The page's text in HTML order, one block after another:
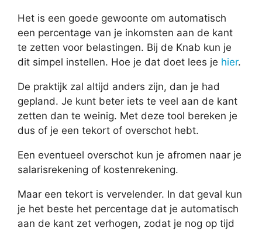
Het is een goede gewoonte om automatisch
een percentage van je inkomsten aan de kant
te zetten voor belastingen. Bij de Knab kun je
dit simpel instellen. Hoe je dat doet lees je hier.
De praktijk zal altijd anders zijn, dan je had
gepland. Je kunt beter iets te veel aan de kant
zetten dan te weinig. Met deze tool bereken je
dus of je een tekort of overschot hebt.
Een eventueel overschot kun je afromen naar je
salarisrekening of kostenrekening.
Maar een tekort is vervelender. In dat geval kun
je het beste het percentage dat je automatisch
aan de kant zet verhogen, zodat je nog op tijd